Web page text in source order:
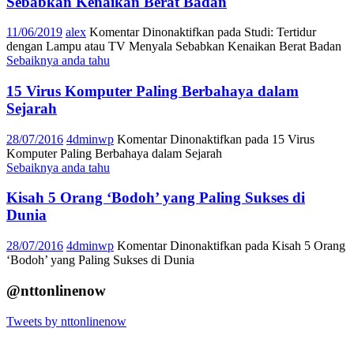
11/06/2019 alex Komentar Dinonaktifkan pada Studi: Tertidur
dengan Lampu atau TV Menyala Sebabkan Kenaikan Berat Badan
Sebaiknya anda tahu
15 Virus Komputer Paling Berbahaya dalam
Sejarah
28/07/2016 4dminwp Komentar Dinonaktifkan pada 15 Virus
Komputer Paling Berbahaya dalam Sejarah
Sebaiknya anda tahu
Kisah 5 Orang ‘Bodoh’ yang Paling Sukses di
Dunia
28/07/2016 4dminwp Komentar Dinonaktifkan pada Kisah 5 Orang
‘Bodoh’ yang Paling Sukses di Dunia
@nttonlinenow
Tweets by nttonlinenow